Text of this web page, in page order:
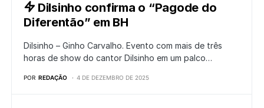
Dilsinho confirma o “Pagode do
Diferentão” em BH
Dilsinho – Ginho Carvalho. Evento com mais de três
horas de show do cantor Dilsinho em um palco…
POR REDAÇÃO 4 DE DEZEMBRO DE 2025